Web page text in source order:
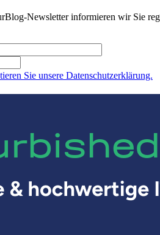
Newsletter informieren wir Sie
Sie unsere Datenschutzerklärung.